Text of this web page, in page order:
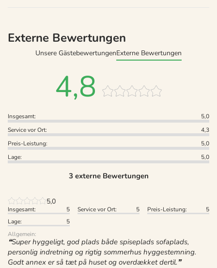
Externe Bewertungen
Unsere GästebewertungenExterne Bewertungen
4,8
Insgesamt:
5,0
Service vor Ort:
4,3
Preis-Leistung:
5,0
Lage:
5,0
3 externe Bewertungen
5,0
Insgesamt: 5 Service vor Ort: 5 Preis-Leistung:
5
Lage:
5
Allgemein:
Super hyggeligt, god plads både spiseplads sofaplads,
personlig indretning og rigtig sommerhus hyggestemning.
Godt annex er så tæt på huset og overdækket dertil.